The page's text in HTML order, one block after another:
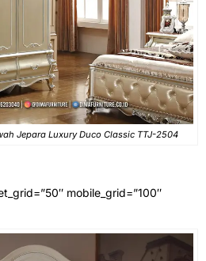
Jepara Luxury Duco Classic TTJ-2504
mobile_grid=”100″